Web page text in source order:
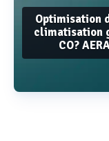
Optimisation
climatisation
CO?